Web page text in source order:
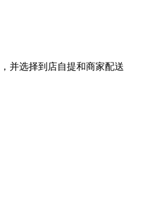
并选择到店自提和商家配送